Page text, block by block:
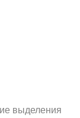
выделения